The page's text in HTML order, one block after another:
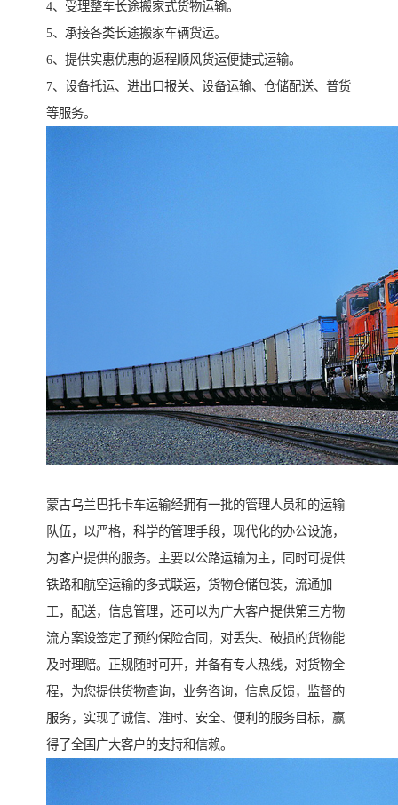
4、受理整车长途搬家式货物运输。
5、承接各类长途搬家车辆货运。
6、提供实惠优惠的返程顺风货运便捷式运输。
7、设备托运、进出口报关、设备运输、仓储配送、普货
等服务。
蒙古乌兰巴托卡车运输经拥有一批的管理人员和的运输
队伍，以严格，科学的管理手段，现代化的办公设施，
为客户提供的服务。主要以公路运输为主，同时可提供
铁路和航空运输的多式联运，货物仓储包装，流通加
工，配送，信息管理，还可以为广大客户提供第三方物
流方案设签定了预约保险合同，对丢失、破损的货物能
及时理赔。正规随时可开，并备有专人热线，对货物全
程，为您提供货物查询，业务咨询，信息反馈，监督的
服务，实现了诚信、准时、安全、便利的服务目标，赢
得了全国广大客户的支持和信赖。